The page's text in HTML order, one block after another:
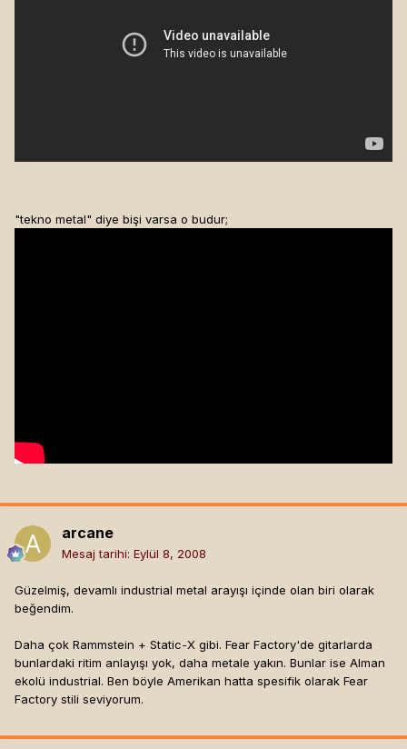
"tekno metal" diye bişi varsa o budur;
arcane
Mesaj tarihi: Eylül 8, 2008
Güzelmiş, devamlı industrial metal arayışı içinde olan biri olarak
beğendim.
Daha çok Rammstein + Static-X gibi. Fear Factory'de gitarlarda
bunlardaki ritim anlayışı yok, daha metale yakın. Bunlar ise Alman
ekolü industrial. Ben böyle Amerikan hatta spesifik olarak Fear
Factory stili seviyorum.